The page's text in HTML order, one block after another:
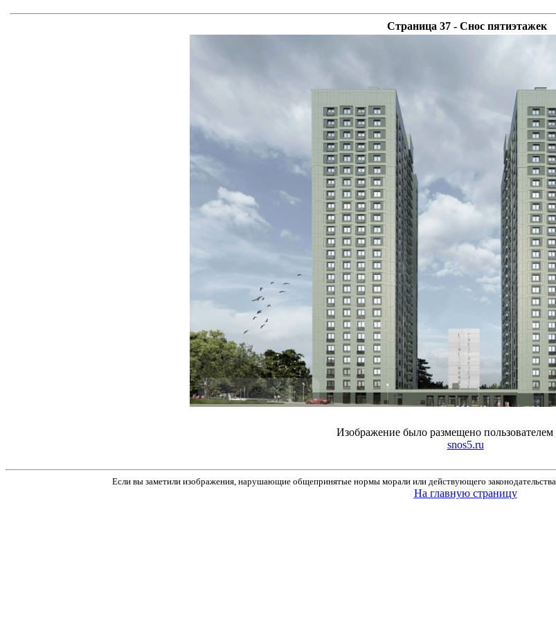
Страница 37 - Снос пятиэтажек
Изображение было размещено пользователем
snos5.ru
Если вы заметили изображения, нарушающие общепринятые нормы морали или действующего
На главную страницу